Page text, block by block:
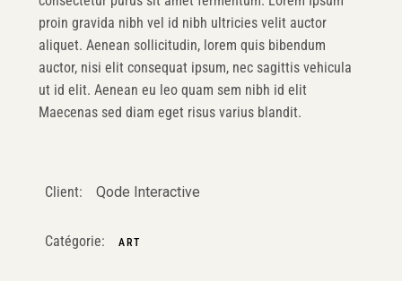
proin gravida nibh vel id nibh ultricies velit auctor
aliquet. Aenean sollicitudin, lorem quis bibendum
auctor, nisi elit consequat ipsum, nec sagittis vehicula
ut id elit. Aenean eu leo quam sem nibh id elit
Maecenas sed diam eget risus varius blandit.
Client: Qode Interactive
Catégorie: ART